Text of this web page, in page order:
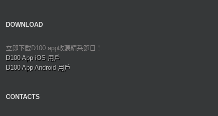
DOWNLOAD
立即下載D100 app收聽精采節目！
D100 App iOS 用戶
D100 App Android 用戶
CONTACTS